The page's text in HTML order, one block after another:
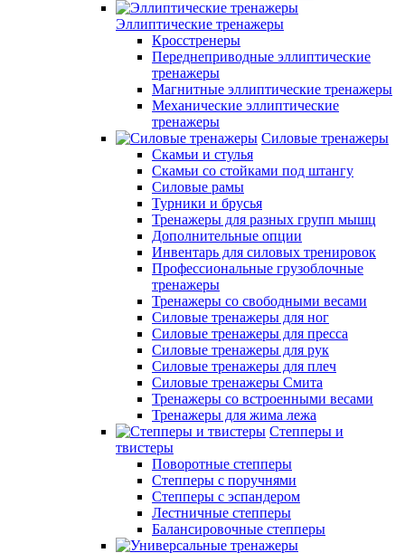
Эллиптические тренажеры
Кросстренеры
Переднеприводные эллиптические
тренажеры
Магнитные эллиптические тренажеры
Механические эллиптические
тренажеры
Силовые тренажеры
Скамьи и стулья
Скамьи со стойками под штангу
Силовые рамы
Турники и брусья
Тренажеры для разных групп мышц
Дополнительные опции
Инвентарь для силовых тренировок
Профессиональные грузоблочные
тренажеры
Тренажеры со свободными весами
Силовые тренажеры для ног
Силовые тренажеры для пресса
Силовые тренажеры для рук
Силовые тренажеры для плеч
Силовые тренажеры Смита
Тренажеры со встроенными весами
Тренажеры для жима лежа
Степперы и
твистеры
Поворотные степперы
Степперы с поручнями
Степперы с эспандером
Лестничные степперы
Балансировочные степперы